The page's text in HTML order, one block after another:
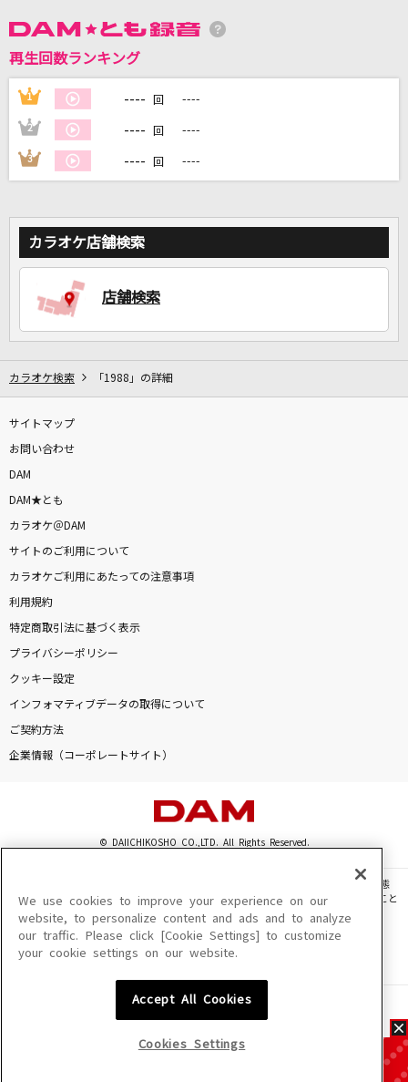
神野美伽
[生音]嘘
シド
カラオケをもっと楽しもう！
再生回数ランキング
1 ---- 回 ----
2 ---- 回 ----
3 ---- 回 ----
カラオケ店舗検索
店舗検索
カラオケ検索 「1988」の詳細
サイトマップ
お問い合わせ
DAM
DAM★とも
カラオケ＠DAM
サイトのご利用について
カラオケご利用にあたっての注意事項
利用規約
特定商取引法に基づく表示
プライバシーポリシー
クッキー設定
インフォマティブデータの取得について
ご契約方法
企業情報（コーポレートサイト）
© DAIICHIKOSHO CO.,LTD. All Rights Reserved.
このサイトに掲載されている一切の文章・画像・写真・動画・音声等を、手段や形態
を問わず、著作権法の定める範囲を超えて無断で複製、転載、ファイル化などすること
を禁じます。
楽曲及びコンテンツは、機種によりご利用いただけない場合があります。
楽曲及びコンテンツの配信日、配信内容が変更になる場合があります。
We use cookies to improve your experience on our
website, to personalize content and ads and to analyze
our traffic. Please click [Cookie Settings] to customize
your cookie settings on our website.
Accept All Cookies
Cookies Settings